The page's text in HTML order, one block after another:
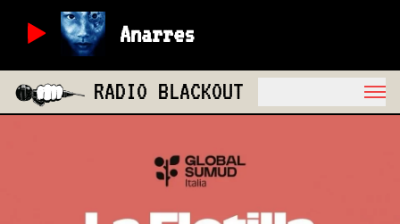
Anarres
RADIO BLACKOUT